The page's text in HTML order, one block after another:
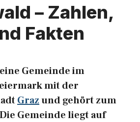
– Zahlen,
Fakten
Gemeinde im
mit der
Grazund gehört zum
Gemeinde liegt auf